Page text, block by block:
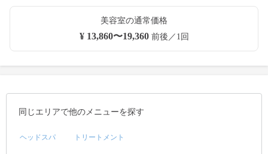
美容室の通常価格
¥ 13,860〜19,360前後／1回
同じエリアで他のメニューを探す
ヘッドスパ トリートメント